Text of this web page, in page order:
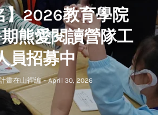
】2026教育學院
熊愛閱讀營隊工
員招募中
畫在山裡編 - April 30, 2026